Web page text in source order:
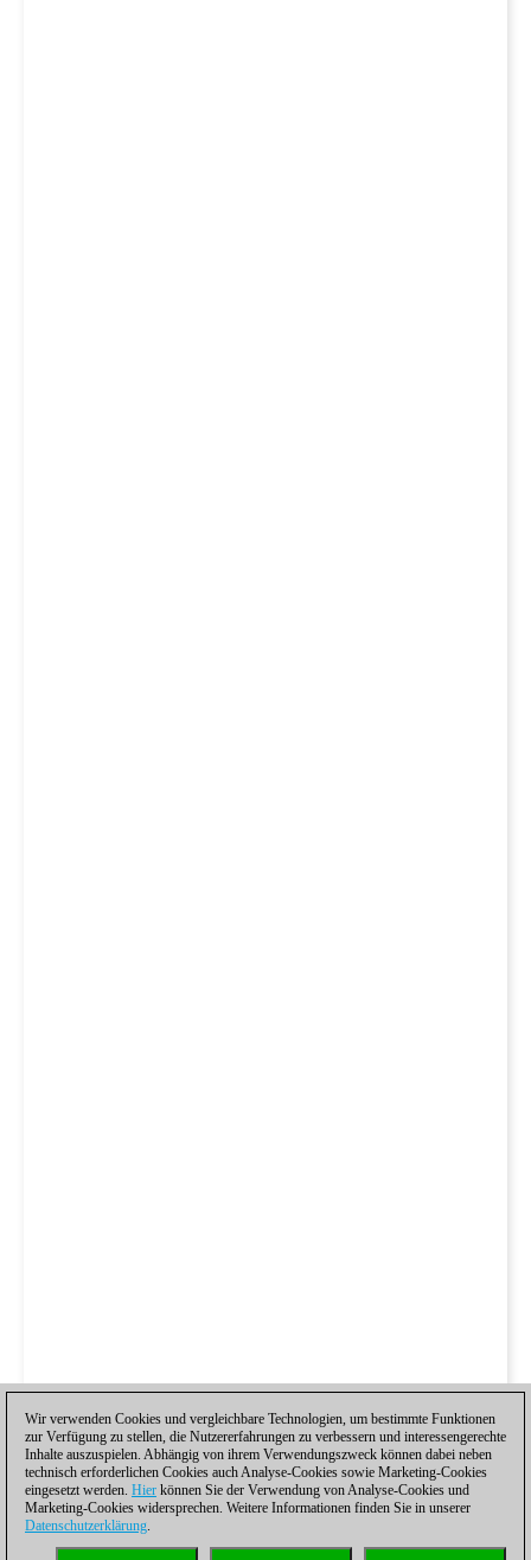
Wir verwenden Cookies und vergleichbare Technologien, um bestimmte Funktionen
zur Verfügung zu stellen, die Nutzererfahrungen zu verbessern und interessengerechte
Inhalte auszuspielen. Abhängig von ihrem Verwendungszweck können dabei neben
technisch erforderlichen Cookies auch Analyse-Cookies sowie Marketing-Cookies
eingesetzt werden. Hier können Sie der Verwendung von Analyse-Cookies und
Marketing-Cookies widersprechen. Weitere Informationen finden Sie in unserer
Datenschutzerklärung.